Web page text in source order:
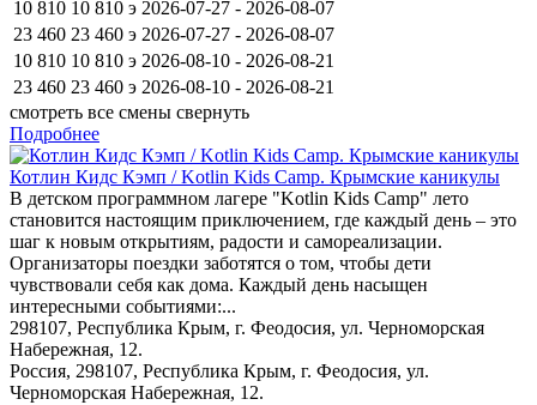
10 810 10 810 э 2026-07-27 - 2026-08-07
23 460 23 460 э 2026-07-27 - 2026-08-07
10 810 10 810 э 2026-08-10 - 2026-08-21
23 460 23 460 э 2026-08-10 - 2026-08-21
смотреть все смены свернуть
Подробнее
Котлин Кидс Кэмп / Kotlin Kids Camp. Крымские каникулы
В детском программном лагере "Kotlin Kids Camp" лето
становится настоящим приключением, где каждый день – это
шаг к новым открытиям, радости и самореализации.
Организаторы поездки заботятся о том, чтобы дети
чувствовали себя как дома. Каждый день насыщен
интересными событиями:...
298107, Республика Крым, г. Феодосия, ул. Черноморская
Набережная, 12.
Россия, 298107, Республика Крым, г. Феодосия, ул.
Черноморская Набережная, 12.